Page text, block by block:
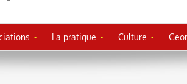
La pratique Culture